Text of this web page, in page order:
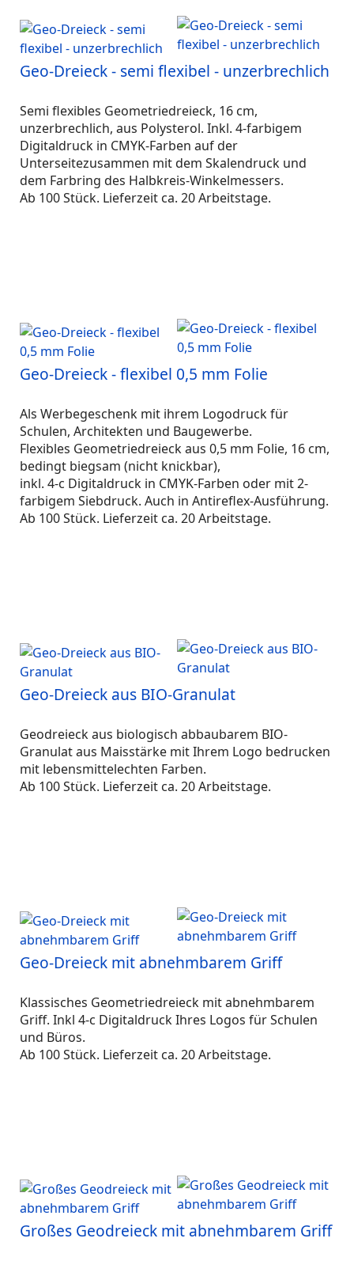
Geo-Dreieck - semi flexibel - unzerbrechlich
Semi flexibles Geometriedreieck, 16 cm,
unzerbrechlich, aus Polysterol. Inkl. 4-farbigem
Digitaldruck in CMYK-Farben auf der
Unterseitezusammen mit dem Skalendruck und
dem Farbring des Halbkreis-Winkelmessers.
Ab 100 Stück. Lieferzeit ca. 20 Arbeitstage.
Geo-Dreieck - flexibel 0,5 mm Folie
Als Werbegeschenk mit ihrem Logodruck für
Schulen, Architekten und Baugewerbe.
Flexibles Geometriedreieck aus 0,5 mm Folie, 16 cm,
bedingt biegsam (nicht knickbar),
inkl. 4-c Digitaldruck in CMYK-Farben oder mit 2-
farbigem Siebdruck. Auch in Antireflex-Ausführung.
Ab 100 Stück. Lieferzeit ca. 20 Arbeitstage.
Geo-Dreieck aus BIO-Granulat
Geodreieck aus biologisch abbaubarem BIO-
Granulat aus Maisstärke mit Ihrem Logo bedrucken
mit lebensmittelechten Farben.
Ab 100 Stück. Lieferzeit ca. 20 Arbeitstage.
Geo-Dreieck mit abnehmbarem Griff
Klassisches Geometriedreieck mit abnehmbarem
Griff. Inkl 4-c Digitaldruck Ihres Logos für Schulen
und Büros.
Ab 100 Stück. Lieferzeit ca. 20 Arbeitstage.
Großes Geodreieck mit abnehmbarem Griff